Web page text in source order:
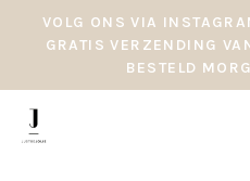
VOLG ONS VIA
GRATIS VERZENDING
BESTELD